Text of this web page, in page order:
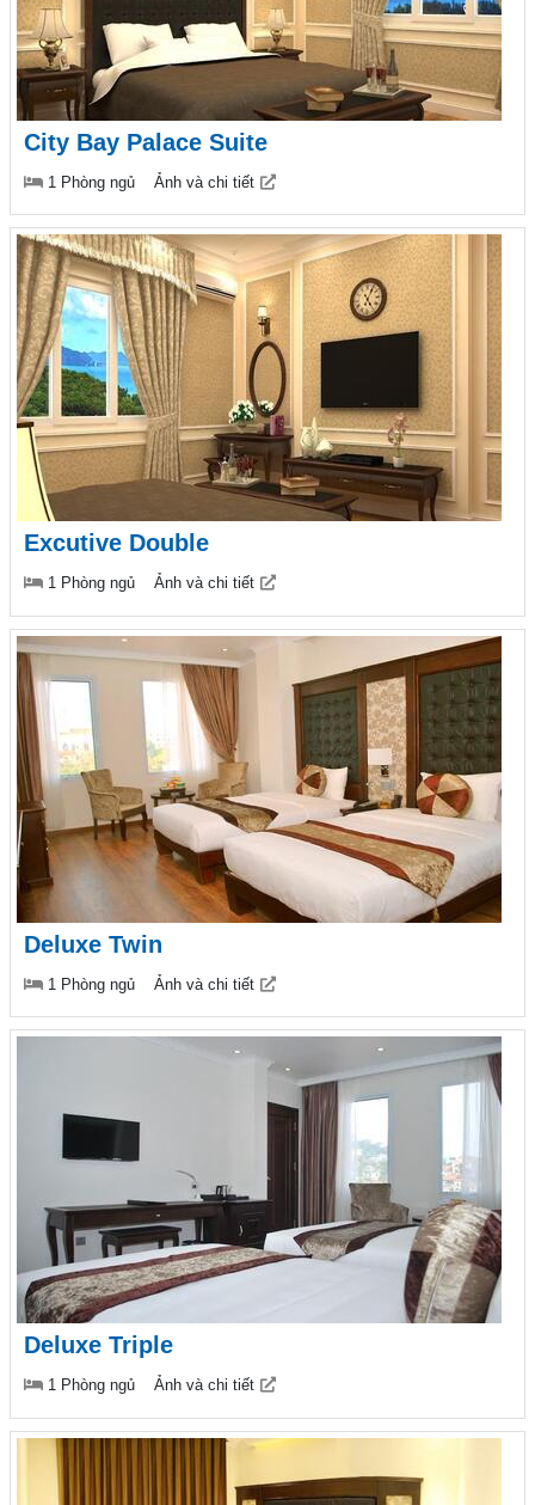
City Bay Palace Suite
1 Phòng ngủ Ảnh và chi tiết
Excutive Double
1 Phòng ngủ Ảnh và chi tiết
Deluxe Twin
1 Phòng ngủ Ảnh và chi tiết
Deluxe Triple
1 Phòng ngủ Ảnh và chi tiết